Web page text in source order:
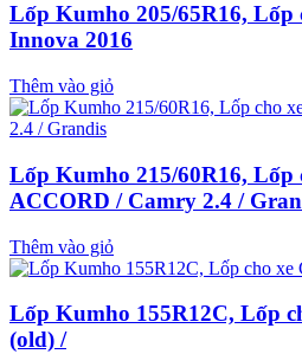
Lốp Kumho 205/65R16, Lốp
Innova 2016
Thêm vào giỏ
Lốp Kumho 215/60R16, Lốp
ACCORD / Camry 2.4 /
Thêm vào giỏ
Lốp Kumho 155R12C, Lốp
(old) /